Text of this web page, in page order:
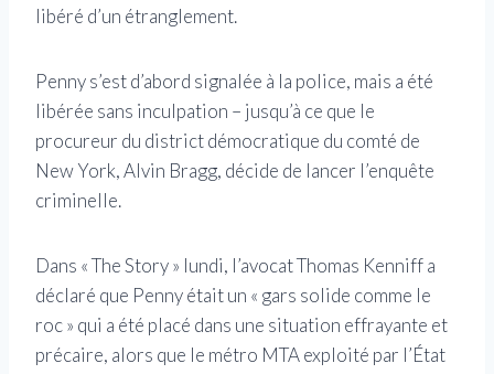
libéré d’un étranglement.
Penny s’est d’abord signalée à la police, mais a été
libérée sans inculpation – jusqu’à ce que le
procureur du district démocratique du comté de
New York, Alvin Bragg, décide de lancer l’enquête
criminelle.
Dans « The Story » lundi, l’avocat Thomas Kenniff a
déclaré que Penny était un « gars solide comme le
roc » qui a été placé dans une situation effrayante et
précaire, alors que le métro MTA exploité par l’État